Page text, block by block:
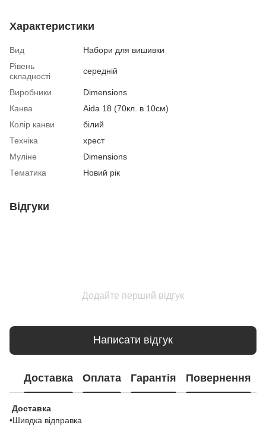
Характеристики
Вид
Набори для вишивки
Рівень
складності
середній
Виробники
Dimensions
Канва
Aida 18 (70кл. в 10см)
Колір канви
білий
Техніка
хрест
Муліне
Dimensions
Тематика
Новий рік
Відгуки
Додайте перший відгук
Написати відгук
Доставка Оплата Гарантія Повернення
Доставка
•Шивдка відправка